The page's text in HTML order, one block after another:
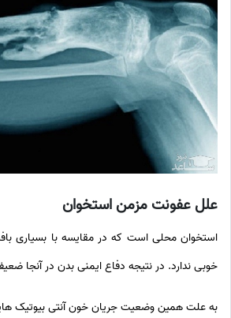
عللعفونت مزمن استخوان
استخوان محلی است که در مقایسه با بسیاری
خوبی ندارد. در نتیجه دفاع ایمنی بدن در آنجا
به علت همین وضعیت جریان خون آنتی بیوتیک